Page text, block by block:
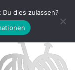
dies zulassen?